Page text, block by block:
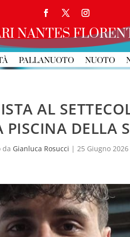
NANTES
PALLANUOTO NUOTO
AL
PISCINA DELLA
da Gianluca Rosucci | 25 Giugno 2026